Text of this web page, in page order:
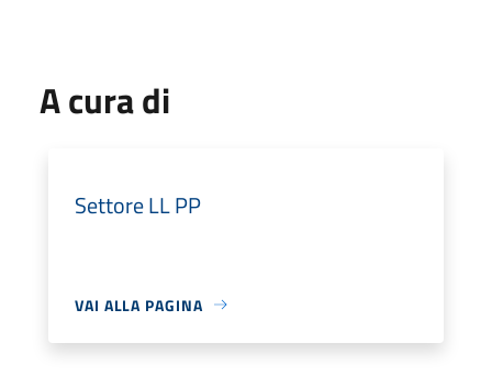
A cura di
Settore LL PP
VAI ALLA PAGINA